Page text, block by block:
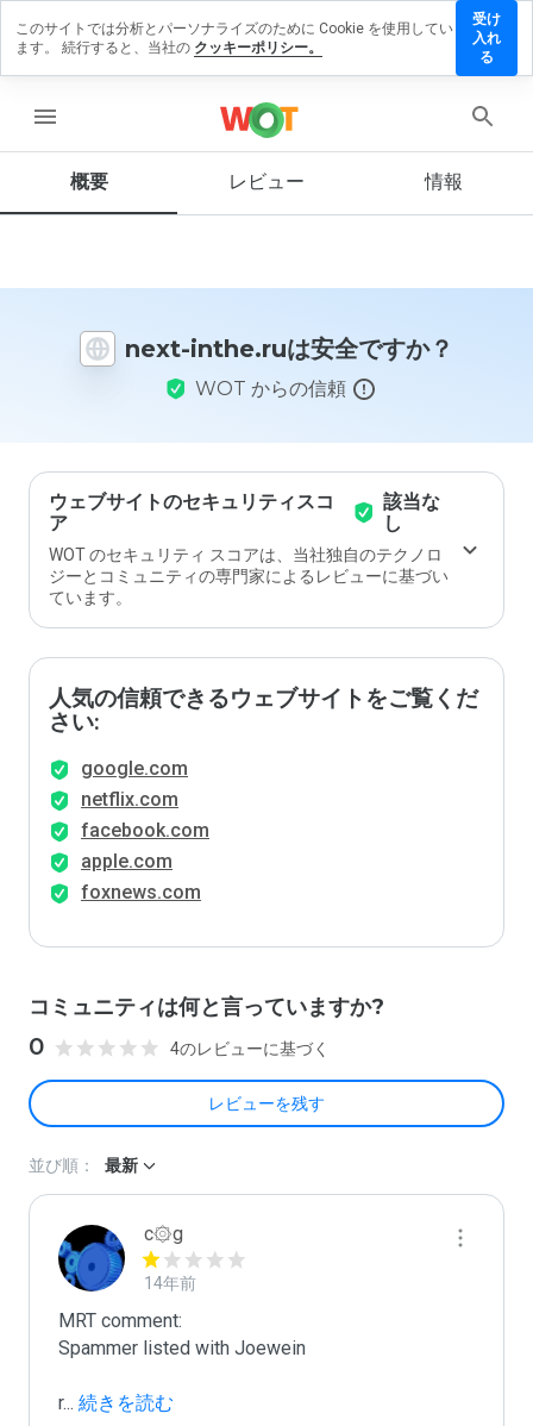
menu
概要 レビュー 情報
next-inthe.ruは安全ですか？
WOT からの信頼
ウェブサイトのセキュリティスコ
ア
該当な
し
WOT のセキュリティ スコアは、当社独自のテクノロ
ジーとコミュニティの専門家によるレビューに基づい
ています。
人気の信頼できるウェブサイトをご覧くだ
さい:
google.com
netflix.com
facebook.com
apple.com
foxnews.com
コミュニティは何と言っていますか?
0 4のレビューに基づく
レビューを残す
レビ
ウェ
よう
に評
価し
ます
か？
並び順： 最新
c۞g
14年前
MRT comment:
Spammer listed with Joewein
r... 続きを読む
このサイトでは分析とパーソナライズのために Cookie を使用してい
ます。 続行すると、当社の クッキーポリシー。
受け
入れ
る